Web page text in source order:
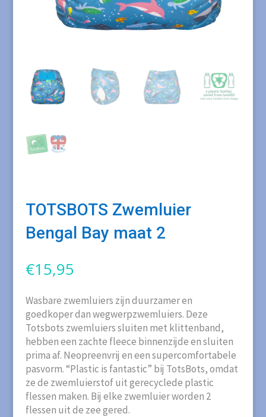
TOTSBOTS Zwemluier
Bengal Bay maat 2
€15,95
Wasbare zwemluiers zijn duurzamer en
goedkoper dan wegwerpzwemluiers. Deze
Totsbots zwemluiers sluiten met klittenband,
hebben een zachte fleece binnenzijde en sluiten
prima af. Neopreenvrij en een supercomfortabele
pasvorm. “Plastic is fantastic” bij TotsBots, omdat
ze de zwemluierstof uit gerecyclede plastic
flessen maken. Bij elke zwemluier worden 2
flessen uit de zee gered.